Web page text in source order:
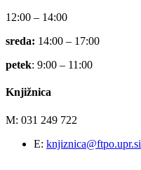
12:00 – 14:00
sreda: 14:00 – 17:00
petek: 9:00 – 11:00
Knjižnica
M: 031 249 722
E: knjiznica@ftpo.upr.si